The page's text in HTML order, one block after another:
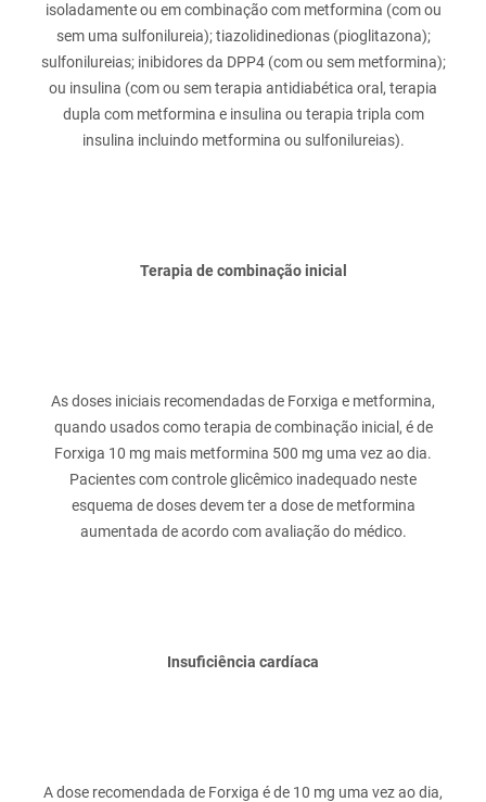
isoladamente ou em combinação com metformina (com ou
sem uma sulfonilureia); tiazolidinedionas (pioglitazona);
sulfonilureias; inibidores da DPP4 (com ou sem metformina);
ou insulina (com ou sem terapia antidiabética oral, terapia
dupla com metformina e insulina ou terapia tripla com
Terapia de combinação inicial
As doses iniciais recomendadas de Forxiga e metformina,
quando usados como terapia de combinação inicial, é de
Forxiga 10 mg mais metformina 500 mg uma vez ao dia.
Pacientes com controle glicêmico inadequado neste
esquema de doses devem ter a dose de metformina
Insuficiência cardíaca
A dose recomendada de Forxiga é de 10 mg uma vez ao dia,